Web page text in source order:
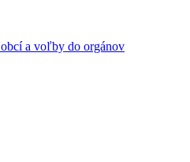
a voľby do orgánov